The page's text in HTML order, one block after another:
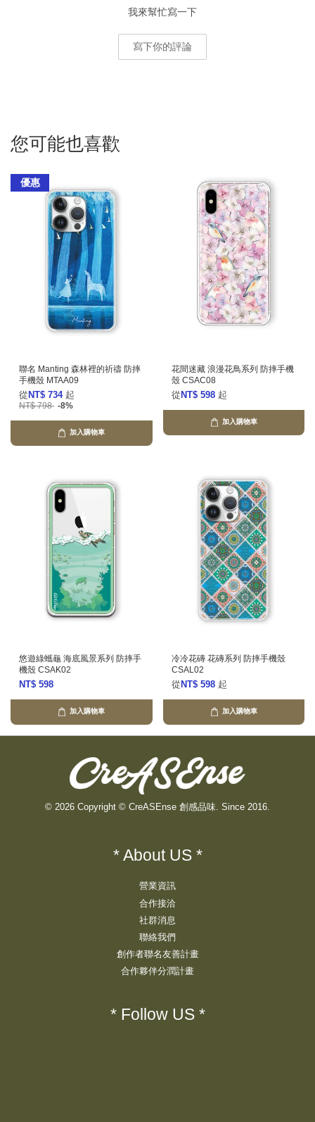
我來幫忙寫一下
寫下你的評論
您可能也喜歡
優惠
聯名 Manting 森林裡的祈禱 防摔
手機殼 MTAA09
從 NT$ 734 起
NT$ 798 -8%
加入購物車
花間迷藏 浪漫花鳥系列 防摔手機
殼 CSAC08
從 NT$ 598 起
加入購物車
悠遊綠蠵龜 海底風景系列 防摔手
機殼 CSAK02
NT$ 598
加入購物車
冷冷花磚 花磚系列 防摔手機殼
CSAL02
從 NT$ 598 起
加入購物車
© 2026 Copyright © CreASEnse 創感品味. Since 2016.
* About US *
營業資訊
合作接洽
社群消息
聯絡我們
創作者聯名友善計畫
合作夥伴分潤計畫
* Follow US *